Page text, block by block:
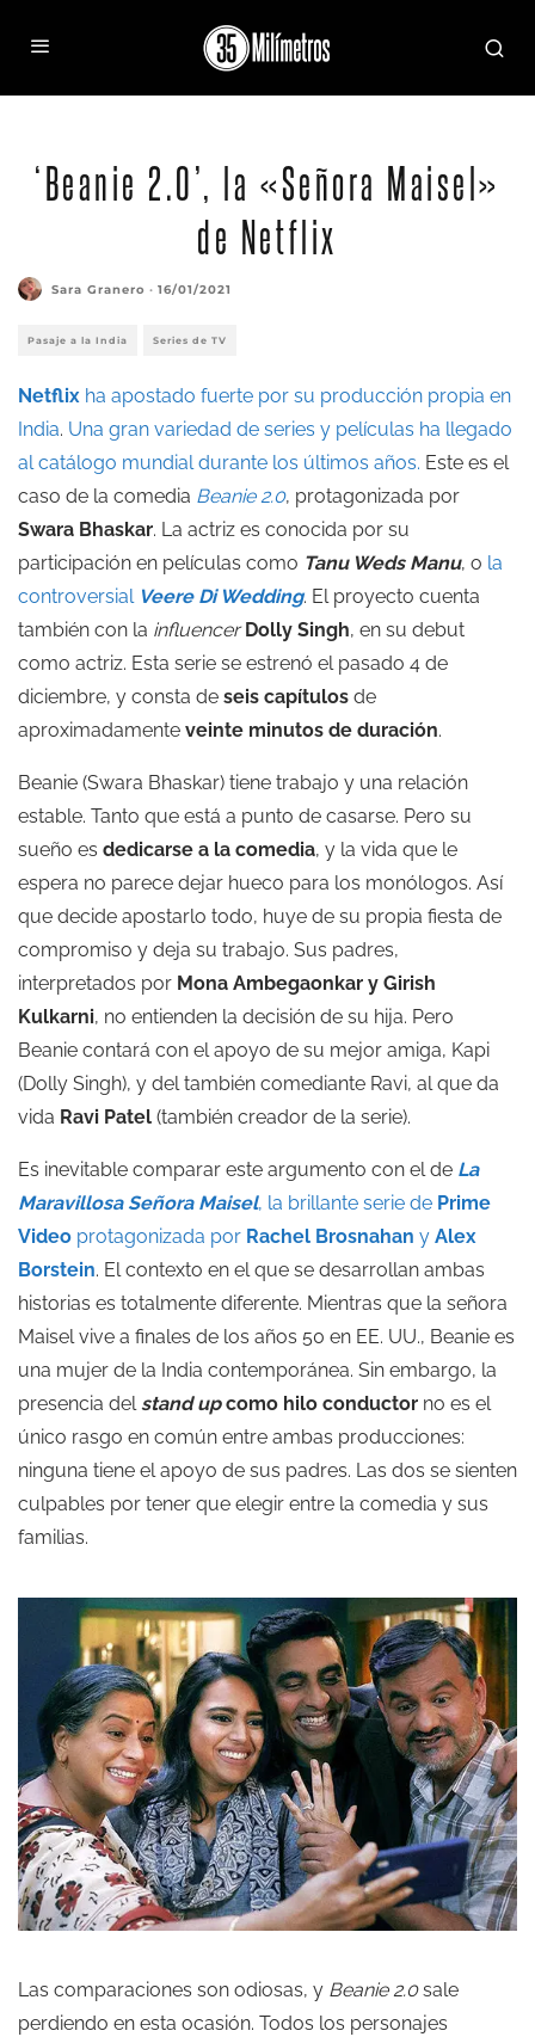
‘Beanie 2.0’, la «Señora Maisel»
de Netflix
Sara Granero · 16/01/2021
Pasaje a la India Series de TV
Netflix ha apostado fuerte por su producción propia en
India. Una gran variedad de series y películas ha llegado
al catálogo mundial durante los últimos años. Este es el
caso de la comedia Beanie 2.0, protagonizada por
Swara Bhaskar. La actriz es conocida por su
participación en películas como Tanu Weds Manu, o la
controversial Veere Di Wedding. El proyecto cuenta
también con la influencer Dolly Singh, en su debut
como actriz. Esta serie se estrenó el pasado 4 de
diciembre, y consta de seis capítulos de
aproximadamente veinte minutos de duración.
Beanie (Swara Bhaskar) tiene trabajo y una relación
estable. Tanto que está a punto de casarse. Pero su
sueño es dedicarse a la comedia, y la vida que le
espera no parece dejar hueco para los monólogos. Así
que decide apostarlo todo, huye de su propia fiesta de
compromiso y deja su trabajo. Sus padres,
interpretados por Mona Ambegaonkar y Girish
Kulkarni, no entienden la decisión de su hija. Pero
Beanie contará con el apoyo de su mejor amiga, Kapi
(Dolly Singh), y del también comediante Ravi, al que da
vida Ravi Patel (también creador de la serie).
Es inevitable comparar este argumento con el de La
Maravillosa Señora Maisel, la brillante serie de Prime
Video protagonizada por Rachel Brosnahan y Alex
Borstein. El contexto en el que se desarrollan ambas
historias es totalmente diferente. Mientras que la señora
Maisel vive a finales de los años 50 en EE. UU., Beanie es
una mujer de la India contemporánea. Sin embargo, la
presencia delstand upcomo hilo conductor no es el
único rasgo en común entre ambas producciones:
ninguna tiene el apoyo de sus padres. Las dos se sienten
culpables por tener que elegir entre la comedia y sus
familias.
Las comparaciones son odiosas, y Beanie 2.0sale
perdiendo en esta ocasión. Todos los personajes